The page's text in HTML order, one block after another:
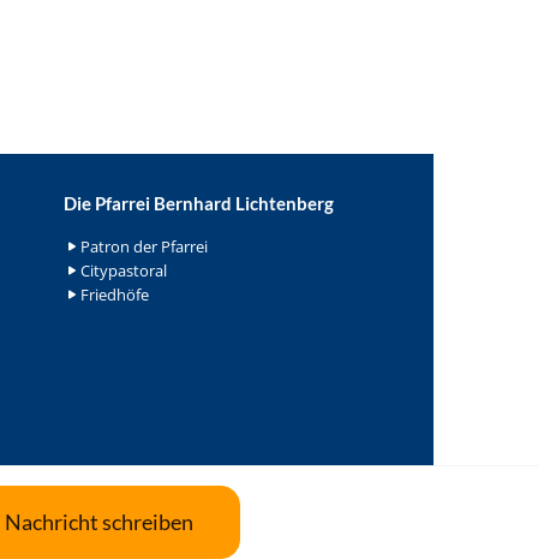
Die Pfarrei Bernhard Lichtenberg
Patron der Pfarrei
Citypastoral
Friedhöfe
Nachricht schreiben